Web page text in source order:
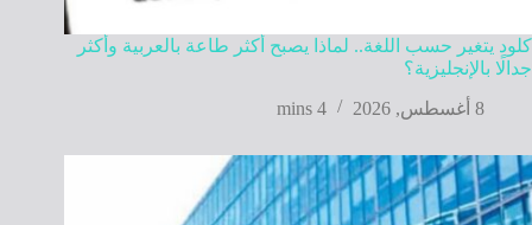
كلود يتغير حسب اللغة.. لماذا يصبح أكثر طاعة بالعربية وأكثر
جدالًا بالإنجليزية؟
8 أغسطس, 2026
4 mins